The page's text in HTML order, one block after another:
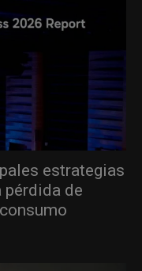
estrategias
pérdida de